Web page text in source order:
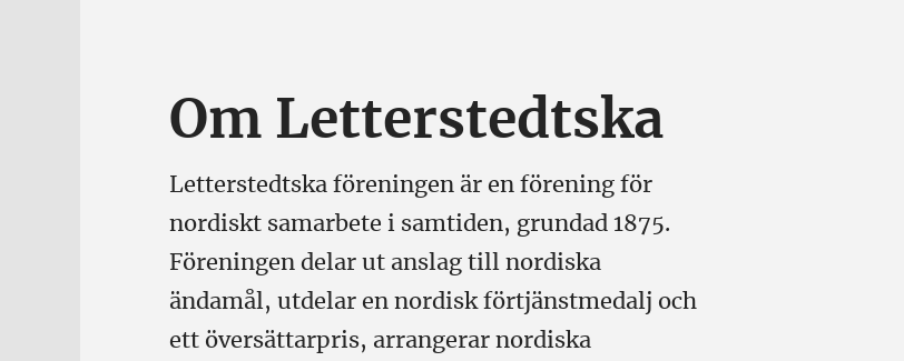
Om Letterstedtska
Letterstedtska föreningen är en förening för
nordiskt samarbete i samtiden, grundad 1875.
Föreningen delar ut anslag till nordiska
ändamål, utdelar en nordisk förtjänstmedalj och
ett översättarpris, arrangerar nordiska